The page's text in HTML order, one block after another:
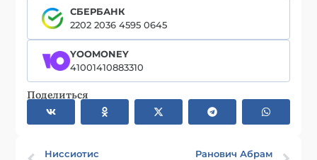
СБЕРБАНК
2202 2036 4595 0645
YOOMONEY
41001410883310
Поделиться
Ниссиотис
Ранович Абрам